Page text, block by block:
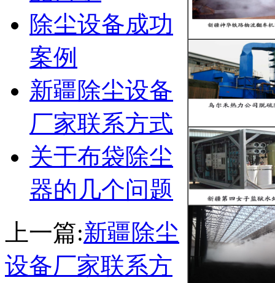
除尘设备成功
案例
新疆除尘设备
厂家联系方式
关于布袋除尘
器的几个问题
上一篇:新疆除尘
设备厂家联系方